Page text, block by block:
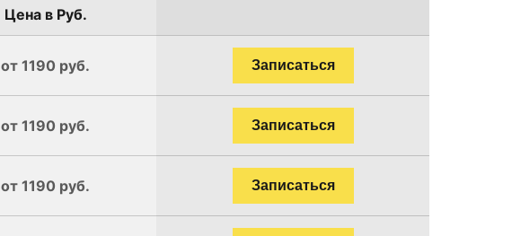
Цена в Руб.
от 1190 руб. Записаться
от 1190 руб. Записаться
от 1190 руб. Записаться